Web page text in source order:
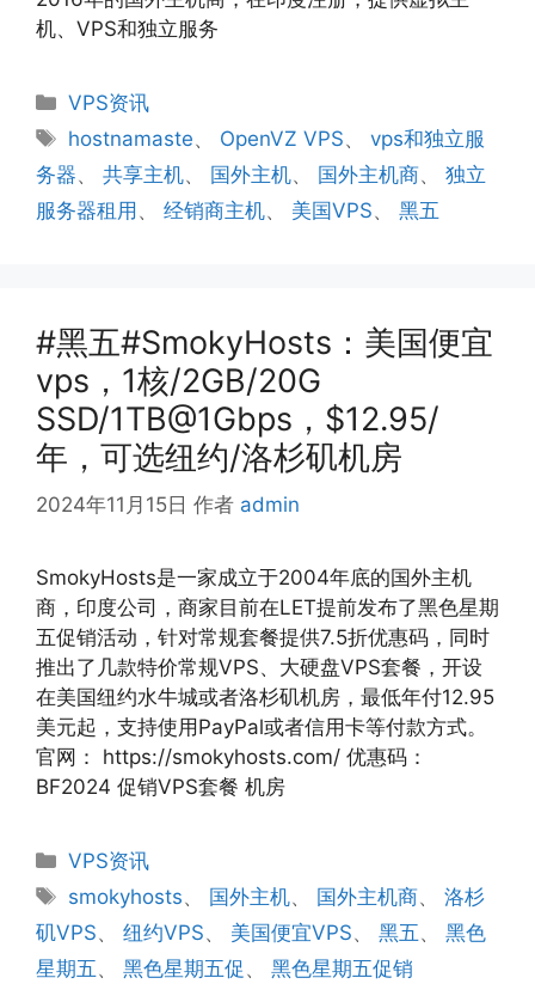
机、VPS和独立服务
分
类
VPS资讯
标
签
hostnamaste、 OpenVZ VPS、vps和独立服
务器、 共享主机、 国外主机、 国外主机商、 独立
服务器租用 、 经销商主机、 美国VPS、 黑五
#黑五#SmokyHosts：美国便宜
vps，1核/2GB/20G
SSD/1TB@1Gbps，$12.95/
年，可选纽约/洛杉矶机房
2024年11月15日 作者 admin
SmokyHosts是一家成立于2004年底的国外主机
商，印度公司，商家目前在LET提前发布了黑色星期
五促销活动，针对常规套餐提供7.5折优惠码，同时
推出了几款特价常规VPS、大硬盘VPS套餐，开设
在美国纽约水牛城或者洛杉矶机房，最低年付12.95
美元起，支持使用PayPal或者信用卡等付款方式。
官网： https://smokyhosts.com/ 优惠码：
BF2024 促销VPS套餐 机房
分
类
VPS资讯
标
签
smokyhosts、 国外主机、 国外主机商、洛杉
矶VPS、 纽约VPS、 美国便宜VPS、 黑五、 黑色
星期五、 黑色星期五促 、 黑色星期五促销